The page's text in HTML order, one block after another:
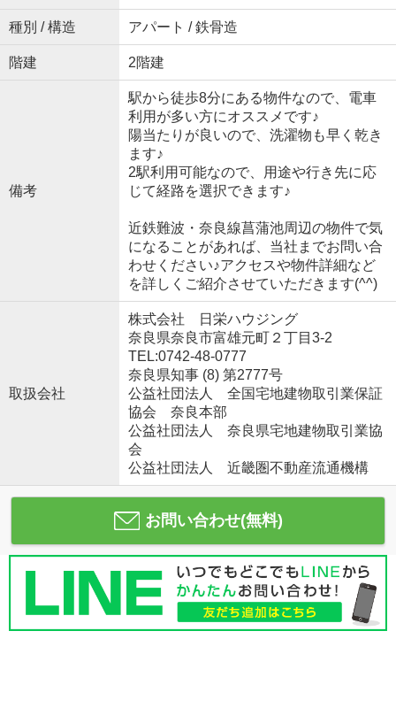
種別 / 構造 アパート / 鉄骨造
階建 2階建
備考
駅から徒歩8分にある物件なので、電車
利用が多い方にオススメです♪
陽当たりが良いので、洗濯物も早く乾き
ます♪
2駅利用可能なので、用途や行き先に応
じて経路を選択できます♪
近鉄難波・奈良線菖蒲池周辺の物件で気
になることがあれば、当社までお問い合
わせください♪アクセスや物件詳細など
を詳しくご紹介させていただきます(^^)
取扱会社
株式会社 日栄ハウジング
奈良県奈良市富雄元町２丁目3-2
TEL:0742-48-0777
奈良県知事 (8) 第2777号
公益社団法人 全国宅地建物取引業保証
協会 奈良本部
公益社団法人 奈良県宅地建物取引業協
会
公益社団法人 近畿圏不動産流通機構
お問い合わせ(無料)